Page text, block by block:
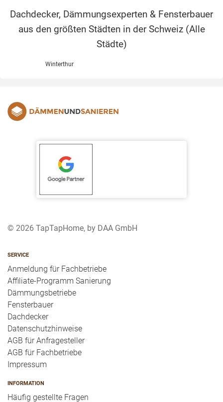
Dachdecker, Dämmungsexperten & Fensterbauer
aus den größten Städten in der Schweiz (Alle
Städte)
Winterthur
© 2026 TapTapHome, by DAA GmbH
SERVICE
Anmeldung für Fachbetriebe
Affiliate-Programm Sanierung
Dämmungsbetriebe
Fensterbauer
Dachdecker
Datenschutzhinweise
AGB für Anfragesteller
AGB für Fachbetriebe
Impressum
INFORMATION
Häufig gestellte Fragen